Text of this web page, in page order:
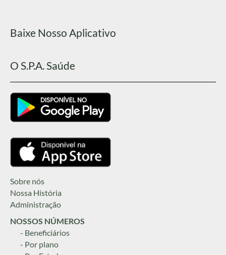
Baixe Nosso Aplicativo
O S.P.A. Saúde
Sobre nós
Nossa História
Administração
NOSSOS NÚMEROS
- Beneficiários
- Por plano